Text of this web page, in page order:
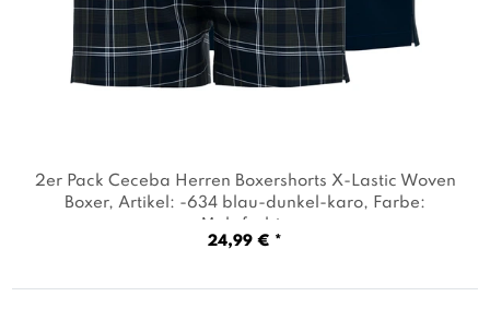
2er Pack Ceceba Herren Boxershorts X-Lastic Woven
Boxer, Artikel: -634 blau-dunkel-karo, Farbe:
Mehrfarbig
24,99 € *